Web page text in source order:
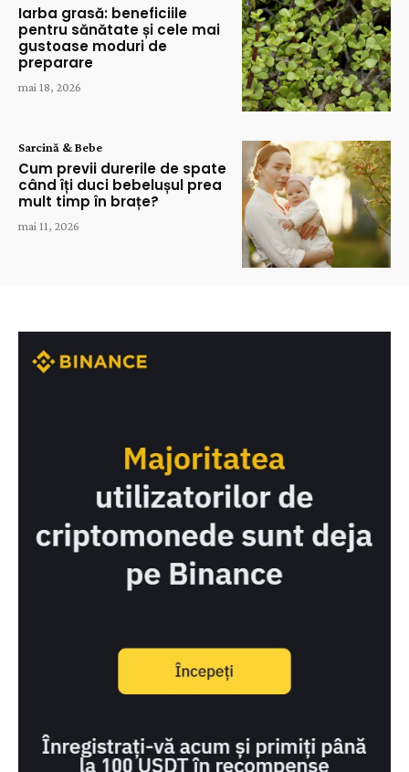
Iarba grasă: beneficiile
pentru sănătate și cele mai
gustoase moduri de
preparare
mai 18, 2026
Sarcină & Bebe
Cum previi durerile de spate
când îți duci bebelușul prea
mult timp în brațe?
mai 11, 2026